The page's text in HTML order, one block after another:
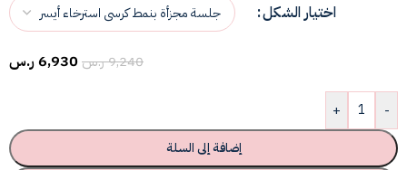
اختيار الشكل
9,240ر.س6,930ر.س
-
+
إضافة إلى السلة